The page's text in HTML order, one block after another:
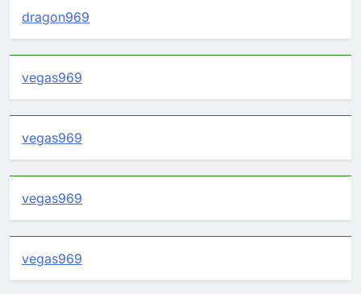
dragon969
vegas969
vegas969
vegas969
vegas969